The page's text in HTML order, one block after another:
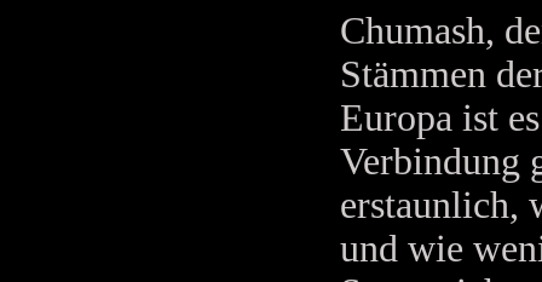
Chumash,
Stämmen
Europa ist
Verbindung
erstaunlich,
und wie